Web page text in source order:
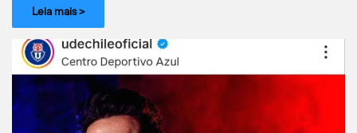
Leia mais >